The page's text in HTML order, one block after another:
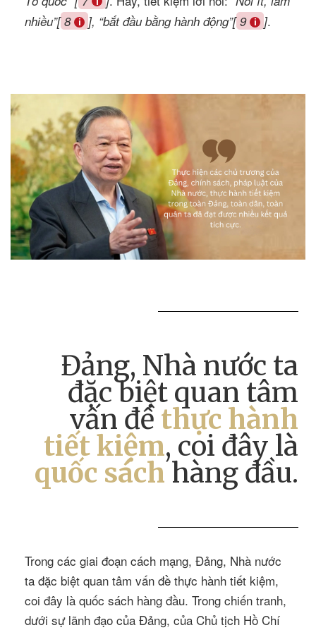
nhiều”[ 8 ], “bắt đầu bằng hành động”[ 9 ].
Đảng, Nhà nước ta
đặc biệt quan tâm
vấn đề thực hành
tiết kiệm, coi đây là
quốc sáchhàng đầu.
Trong các giai đoạn cách mạng, Đảng, Nhà nước
ta đặc biệt quan tâm vấn đề thực hành tiết kiệm,
coi đây là quốc sách hàng đầu. Trong chiến tranh,
dưới sự lãnh đạo của Đảng, của Chủ tịch Hồ Chí